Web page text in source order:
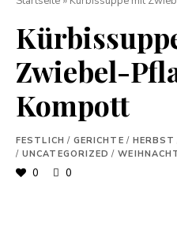
Zwiebel-
Kompott
FESTLICH / GERICHTE / HERBST
/ UNCATEGORIZED /
0 0